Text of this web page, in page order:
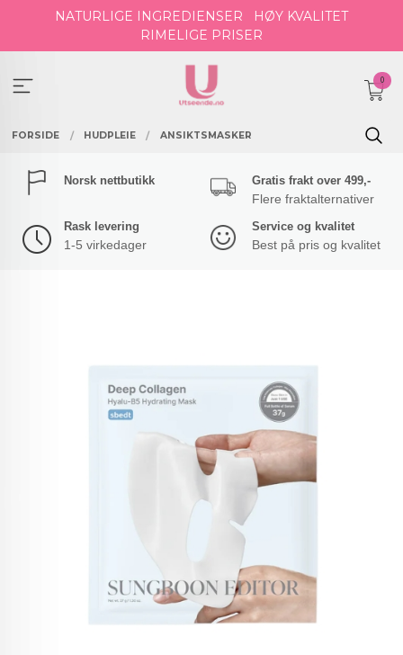
NATURLIGE INGREDIENSER
HØY KVALITET
RIMELIGE PRISER
0
FORSIDE HUDPLEIE ANSIKTSMASKER
Norsk nettbutikk Gratis frakt over 499,-
Flere fraktalternativer
Rask levering
1-5 virkedager
Service og kvalitet
Best på pris og kvalitet